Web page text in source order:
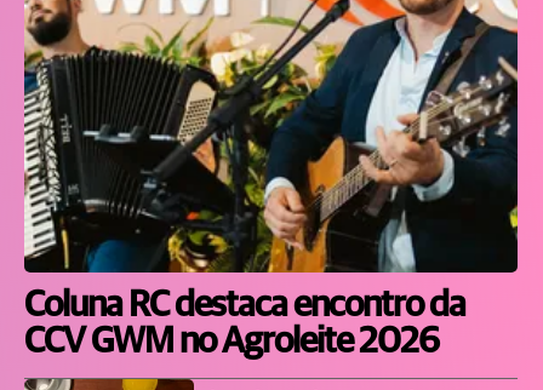
Coluna RC destaca encontro da
CCV GWM no Agroleite 2026